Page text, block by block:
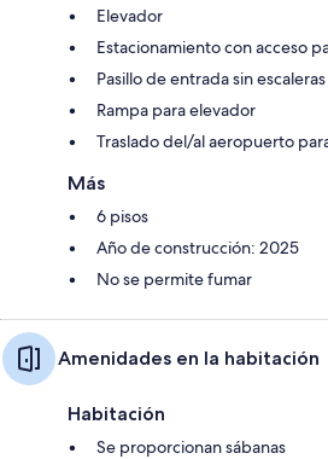
Elevador
Estacionamiento con acceso
Pasillo de entrada sin escaleras
Rampa para elevador
Traslado del/al aeropuerto
Más
6 pisos
Año de construcción: 2025
No se permite fumar
Amenidades en la habitación
Habitación
Se proporcionan sábanas